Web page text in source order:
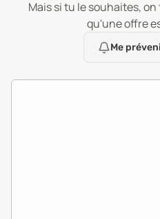
Mais si tu le souhaites,
qu'une offre
Me